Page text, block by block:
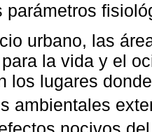
parámetros
urbano, las
la vida y el
los lugares
ambientales